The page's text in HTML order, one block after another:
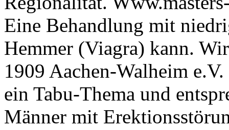
Eine Behandlung mit
Hemmer (Viagra) kann.
1909 Aachen-Walheim
ein Tabu-Thema und
Männer mit